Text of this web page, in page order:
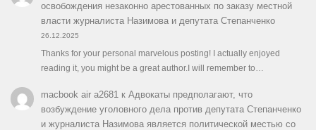
освобождения незаконно арестованных по заказу местной
власти журналиста Назимова и депутата Степанченко
26.12.2025
Thanks for your personal marvelous posting! I actually enjoyed
reading it, you might be a great author.I will remember to…
macbook air a2681 к Адвокаты предполагают, что
возбуждение уголовного дела против депутата Степанченко
и журналиста Назимова является политической местью со